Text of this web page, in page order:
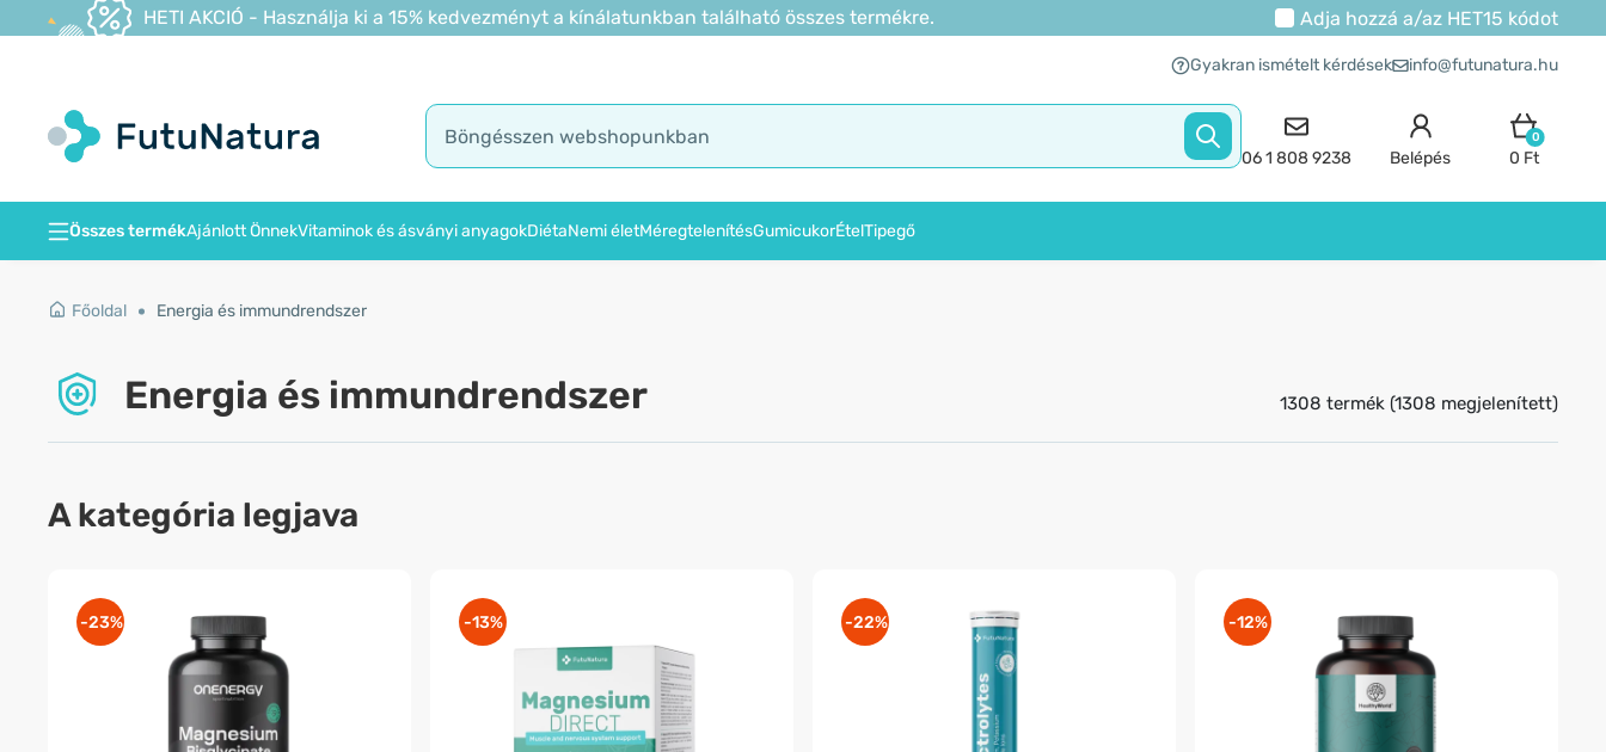
HETI AKCIÓ - Használja ki a 15% kedvezményt a kínálatunkban található összes termékre. Adja hozzá a/az HET15 kódot
Gyakran ismételt kérdések info@futunatura.hu
06 1 808 9238 Belépés
0
0 Ft
Összes termékAjánlott ÖnnekVitaminok és ásványi anyagokDiétaNemi életMéregtelenítésGumicukorÉtelTipegő
Főoldal Energia és immundrendszer
Energia és immundrendszer 1308 termék (1308 megjelenített)
A kategória legjava
-23% -13% -22% -12%